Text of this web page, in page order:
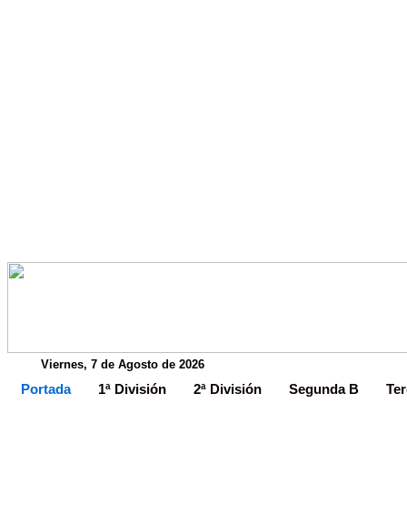
Viernes, 7 de Agosto de 2026
Portada 1ª División 2ª División Segunda B